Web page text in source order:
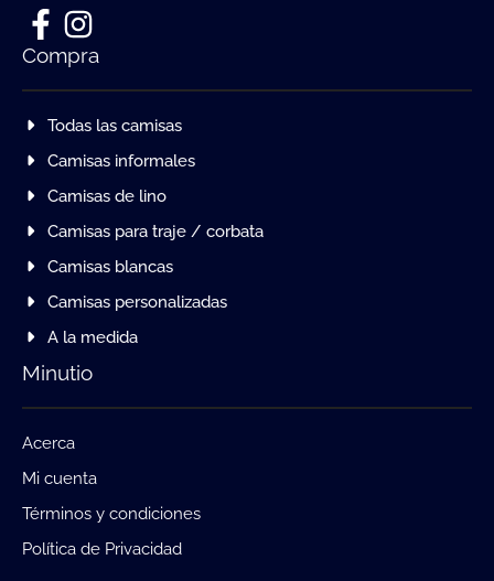
Compra
Todas las camisas
Camisas informales
Camisas de lino
Camisas para traje / corbata
Camisas blancas
Camisas personalizadas
A la medida
Minutio
Acerca
Mi cuenta
Términos y condiciones
Política de Privacidad